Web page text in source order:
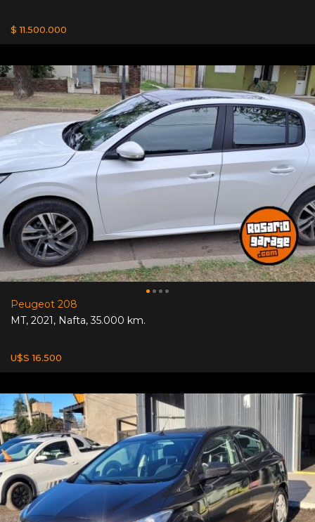
$ 11.500.000
Peugeot 208
MT, 2021, Nafta,35.000 km.
U$S 16.500